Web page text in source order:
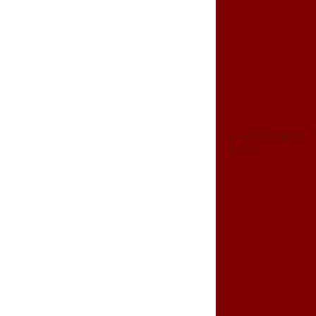
しっかり上げるけど
ル』に☆